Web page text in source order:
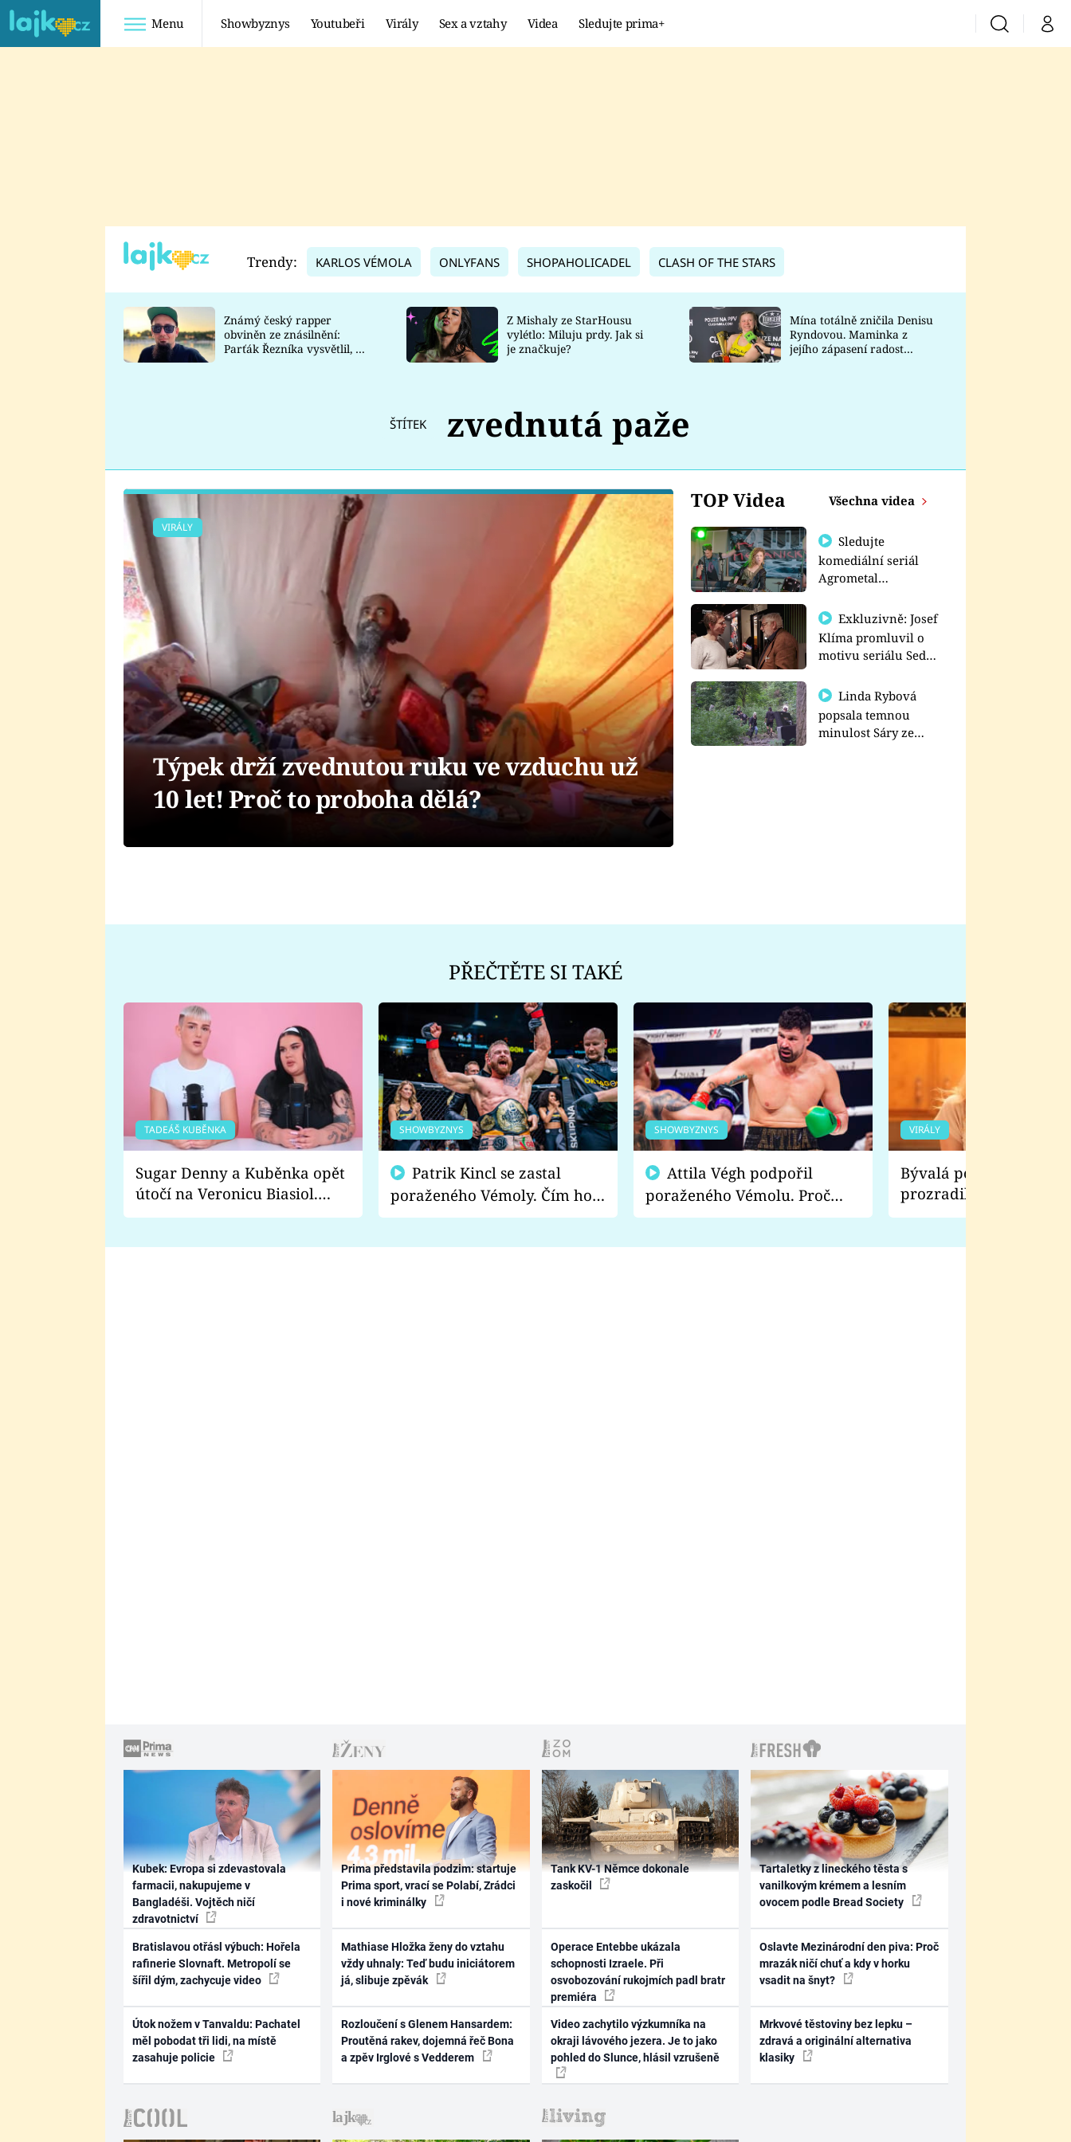
Menu Showbyznys Youtubeři Virály Sex a vztahy Videa Sledujte prima+ VyhledáváníMůj
TADEÁŠ KUBĚNKA
DATEL
Prima Lajk
Sledujte nás
Trendy: KARLOS VÉMOLA ONLYFANS SHOPAHOLICADEL CLASH OF THE STARS
Známý český rapper
obviněn ze znásilnění:
Parťák Řezníka vysvětlil, co
Z Mishaly ze StarHousu
vylétlo: Miluju prdy. Jak si
je značkuje?
Mína totálně zničila Denisu
Ryndovou. Maminka z
jejího zápasení radost
ŠTÍTEK zvednutá paže
TOP Videa Všechna videa
Sledujte
komediální seriál
Agrometal
prima+
Exkluzivně: Josef
Klíma promluvil o
motivu seriálu Sedm
Linda Rybová
popsala temnou
minulost Sáry ze
VIRÁLY
Týpek drží zvednutou ruku ve vzduchu už
10 let! Proč to proboha dělá?
PŘEČTĚTE SI TAKÉ
TADEÁŠ KUBĚNKA
Sugar Denny a Kuběnka opět
útočí na Veronicu Biasiol.
Proč je podle nich falešná a
SHOWBYZNYS
poraženého Vémoly. Čím ho
fanoušci naštvali?
SHOWBYZNYS
poraženého Vémolu. Proč
chce raději zápasit s ním než
VIRÁLY
Bývalá pornoherečka
prozradila, co ji
natáčení Euforie.
Kubek: Evropa si zdevastovala
farmacii, nakupujeme v
Bangladéši. Vojtěch ničí
zdravotnictví
Bratislavou otřásl výbuch: Hořela
rafinerie Slovnaft. Metropolí se
šířil dým, zachycuje video
Útok nožem v Tanvaldu: Pachatel
měl pobodat tři lidi, na místě
zasahuje policie
Prima představila podzim: startuje
Prima sport, vrací se Polabí, Zrádci
i nové kriminálky
Mathiase Hložka ženy do vztahu
vždy uhnaly: Teď budu iniciátorem
já, slibuje zpěvák
Rozloučení s Glenem Hansardem:
Proutěná rakev, dojemná řeč Bona
a zpěv Irglové s Vedderem
Tank KV-1 Němce dokonale
zaskočil
Operace Entebbe ukázala
schopnosti Izraele. Při
osvobozování rukojmích padl bratr
premiéra
Video zachytilo výzkumníka na
okraji lávového jezera. Je to jako
pohled do Slunce, hlásil vzrušeně
Tartaletky z lineckého těsta s
vanilkovým krémem a lesním
ovocem podle Bread Society
Oslavte Mezinárodní den piva: Proč
mrazák ničí chuť a kdy v horku
vsadit na šnyt?
Mrkvové těstoviny bez lepku –
zdravá a originální alternativa
klasiky